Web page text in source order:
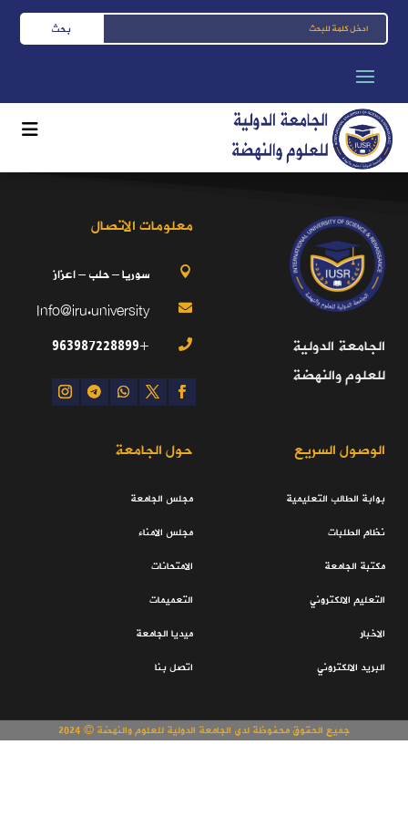
الجامعة الدولية
للعلوم والنهضة
معلومات الاتصال
 سوريا – حلب – اعزاز

Info@iru.university

+963987228899
الوصول السريع
بوابة الطالب التعليمية
نظام الطلبات
مكتبة الجامعة
التعليم الالكتروني
الاخبار
البريد الالكتروني
حول الجامعة
مجلس الجامعة
مجلس الامناء
الامتحانات
التعميمات
ميديا الجامعة
اتصل بنا
جميع الحقوق محفوظة لدى الجامعة الدولية للعلوم والنهضة © 2024